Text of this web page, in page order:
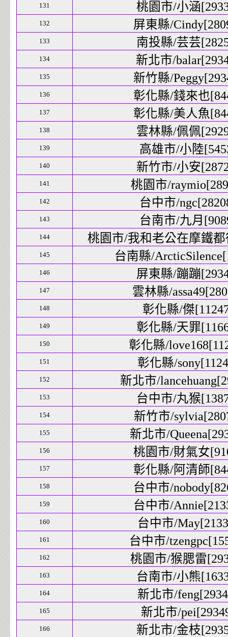
131 桃園市/小涵
132 屏東縣/
133 南投縣/芸芸
134 新北市/
135 新竹縣/
136 彰化縣/錢來也
137 彰化縣/美人魚
138 雲林縣/佩佩
139 高雄市/小陸
140 新竹市/小安
141 桃園市/
142 台中市/
143 台南市/九月
144 桃園市/我和老公在摩鐵都
145 台南縣/
146 屏東縣/蹦蹦
147 雲林縣/
148 彰化縣/傑
149 彰化縣/天罪
150 彰化縣/
151 彰化縣/
152 新北市/
153 台中市/丸猴
154 新竹市/
155 新北市/
156 桃園市/財氣女
157 彰化縣/阿清師
158 台中市/
159 台中市/
160 台中市/
161 台中市/
162 桃園市/猴腮雷
163 台南市/小熊
164 新北市/
165 新北市/
166 新北市/金枝